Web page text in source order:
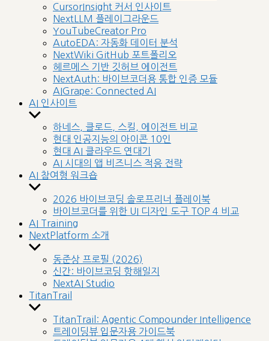
CursorInsight 커서 인사이트
NextLLM 플레이그라운드
YouTubeCreator Pro
AutoEDA: 자동화 데이터 분석
NextWiki GitHub 포트폴리오
헤르메스 기반 깃허브 에이전트
NextAuth: 바이브코더용 통합 인증 모듈
AIGrape: Connected AI
AI 인사이트
Show
sub
menu
하네스, 클로드, 스킬, 에이전트 비교
현대 인공지능의 아이콘 10인
현대 AI 클라우드 연대기
AI 시대의 앱 비즈니스 적응 전략
AI 참여형 워크숍
Show
sub
menu
2026 바이브코딩 솔로프리너 플레이북
바이브코더를 위한 UI 디자인 도구 TOP 4 비교
AI Training
NextPlatform 소개
Show
sub
menu
동준상 프로필 (2026)
신간: 바이브코딩 항해일지
NextAI Studio
TitanTrail
Show
sub
menu
TitanTrail: Agentic Compounder Intelligence
트레이딩뷰 입문자용 가이드북